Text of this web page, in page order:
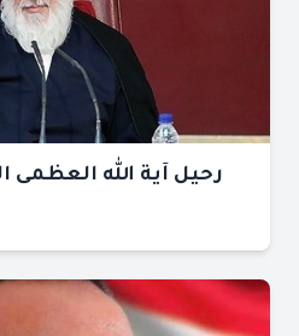
رحيل آية الله العظمى